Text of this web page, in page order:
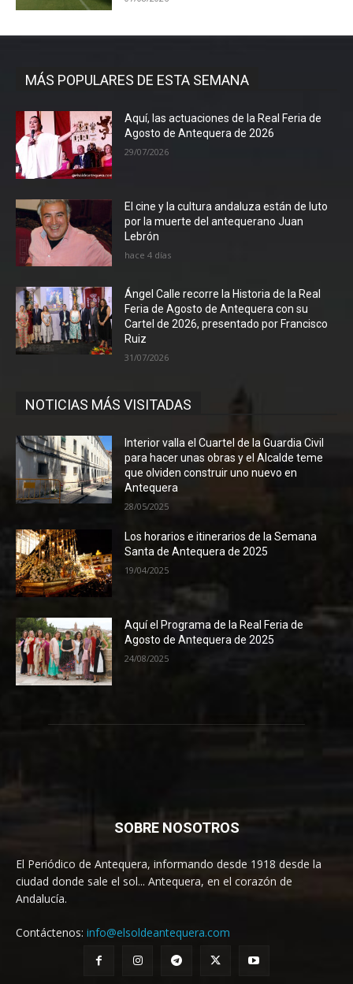
MÁS POPULARES DE ESTA SEMANA
Aquí, las actuaciones de la Real Feria de
Agosto de Antequera de 2026
29/07/2026
El cine y la cultura andaluza están de luto
por la muerte del antequerano Juan
Lebrón
hace 4 días
Ángel Calle recorre la Historia de la Real
Feria de Agosto de Antequera con su
Cartel de 2026, presentado por Francisco
Ruiz
31/07/2026
NOTICIAS MÁS VISITADAS
Interior valla el Cuartel de la Guardia Civil
para hacer unas obras y el Alcalde teme
que olviden construir uno nuevo en
Antequera
28/05/2025
Los horarios e itinerarios de la Semana
Santa de Antequera de 2025
19/04/2025
Aquí el Programa de la Real Feria de
Agosto de Antequera de 2025
24/08/2025
SOBRE NOSOTROS
El Periódico de Antequera, informando desde 1918 desde la
ciudad donde sale el sol... Antequera, en el corazón de
Andalucía.
Contáctenos: info@elsoldeantequera.com